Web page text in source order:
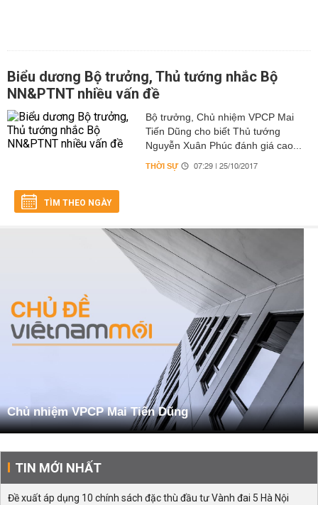
Biểu dương Bộ trưởng, Thủ tướng nhắc Bộ
NN&PTNT nhiều vấn đề
Bộ trưởng, Chủ nhiệm VPCP Mai
Tiến Dũng cho biết Thủ tướng
Nguyễn Xuân Phúc đánh giá cao...
THỜI SỰ 07:29 | 25/10/2017
TÌM THEO NGÀY
Chủ nhiệm VPCP Mai Tiến Dũng
TIN MỚI NHẤT
Đề xuất áp dụng 10 chính sách đặc thù đầu tư Vành đai 5 Hà Nội